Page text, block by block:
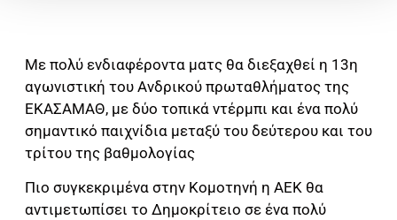
Με πολύ ενδιαφέροντα ματς θα διεξαχθεί η 13η
αγωνιστική του Ανδρικού πρωταθλήματος της
ΕΚΑΣΑΜΑΘ, με δύο τοπικά ντέρμπι και ένα πολύ
σημαντικό παιχνίδια μεταξύ του δεύτερου και του
τρίτου της βαθμολογίας
Πιο συγκεκριμένα στην Κομοτηνή η ΑΕΚ θα
αντιμετωπίσει το Δημοκρίτειο σε ένα πολύ